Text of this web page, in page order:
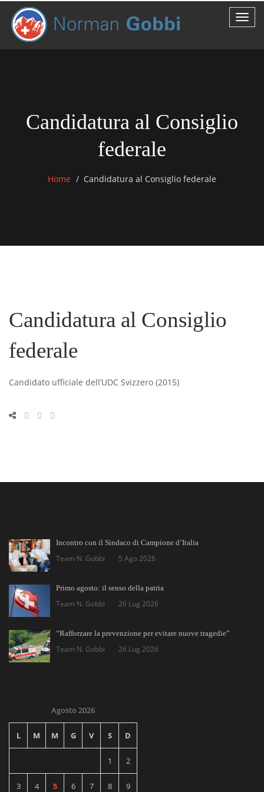
Candidatura al Consiglio
federale
Home Candidatura al Consiglio federale
Candidatura al Consiglio
federale
Candidato ufficiale dell’UDC Svizzero (2015)
Incontro con il Sindaco di Campione d’Italia
Team N. Gobbi 5 Ago 2026
Primo agosto: il senso della patria
Team N. Gobbi 26 Lug 2026
“Rafforzare la prevenzione per evitare nuove tragedie”
Team N. Gobbi 26 Lug 2026
Agosto 2026
L M M G V S D
1 2
3 4 5 6 7 8 9